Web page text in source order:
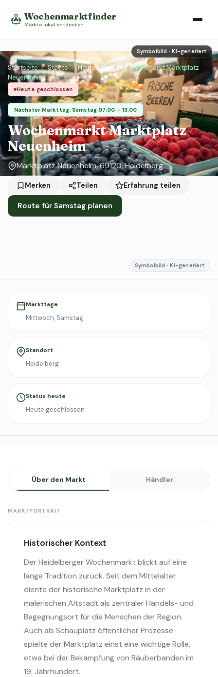
Wochenmarktfinder
Märkte lokal entdecken
Symbolbild · KI-generiert
Startseite › Städte › Heidelberg ›
Wochenmarkt Marktplatz
Neuenheim
Heute geschlossen
Nächster Markttag: Samstag 07:00 – 13:00
Wochenmarkt Marktplatz
Neuenheim
Marktplatz Neuenheim, 69120, Heidelberg
Merken Teilen Erfahrung teilen
Route für Samstag planen
Symbolbild · KI-generiert
Markttage
Mittwoch, Samstag
Standort
Heidelberg
Status heute
Heute geschlossen
Über den Markt Händler
MARKTPORTRAIT
Historischer Kontext
Der Heidelberger Wochenmarkt blickt auf eine
lange Tradition zurück. Seit dem Mittelalter
diente der historische Marktplatz in der
malerischen Altstadt als zentraler Handels- und
Begegnungsort für die Menschen der Region.
Auch als Schauplatz öffentlicher Prozesse
spielte der Marktplatz einst eine wichtige Rolle,
etwa bei der Bekämpfung von Räuberbanden im
19. Jahrhundert.